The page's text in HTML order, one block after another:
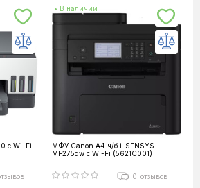
c Wi-Fi
• В наличии
МФУ Canon А4 ч/б i-SENSYS
MF275dw с Wi-Fi (5621C001)
0 отзывов